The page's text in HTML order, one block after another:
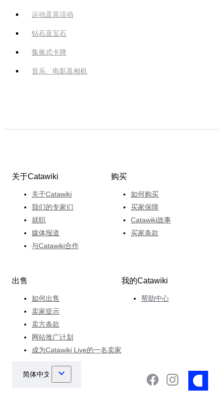
运动及其活动
钻石及宝石
集换式卡牌
音乐、电影及相机
关于Catawiki
关于Catawiki
我们的专家们
就职
媒体报道
与Catawiki合作
购买
如何购买
买家保障
Catawiki故事
买家条款
出售
如何出售
卖家提示
卖方条款
网站推广计划
成为Catawiki Live的一名卖家
我的Catawiki
帮助中心